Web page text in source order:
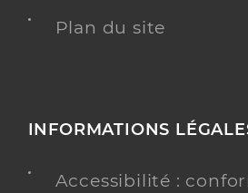
Plan du site
INFORMATIONS
Accessibilité :